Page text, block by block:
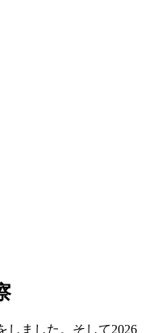
しました。そして2026